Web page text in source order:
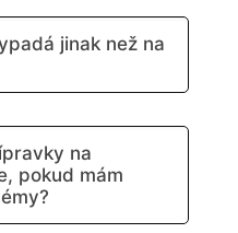
jinak než na
na
pokud mám